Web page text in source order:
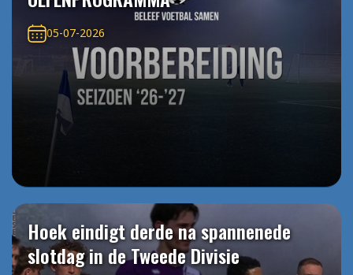
05-07-2026
Hoek eindigt derde na spannenede
slotdag in de Tweede Divisie